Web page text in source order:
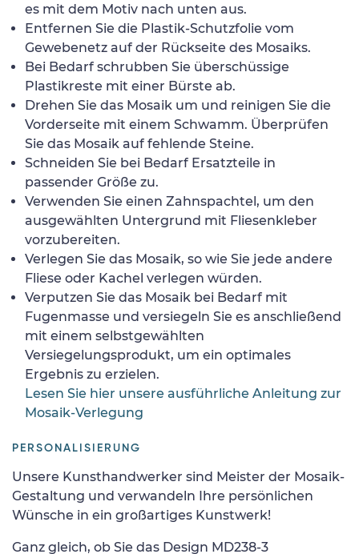
es mit dem Motiv nach unten aus.
Entfernen Sie die Plastik-Schutzfolie vom
Gewebenetz auf der Rückseite des Mosaiks.
Bei Bedarf schrubben Sie überschüssige
Plastikreste mit einer Bürste ab.
Drehen Sie das Mosaik um und reinigen Sie die
Vorderseite mit einem Schwamm. Überprüfen
Sie das Mosaik auf fehlende Steine.
Schneiden Sie bei Bedarf Ersatzteile in
passender Größe zu.
Verwenden Sie einen Zahnspachtel, um den
ausgewählten Untergrund mit Fliesenkleber
vorzubereiten.
Verlegen Sie das Mosaik, so wie Sie jede andere
Fliese oder Kachel verlegen würden.
Verputzen Sie das Mosaik bei Bedarf mit
Fugenmasse und versiegeln Sie es anschließend
mit einem selbstgewählten
Versiegelungsprodukt, um ein optimales
Ergebnis zu erzielen.
Lesen Sie hier unsere ausführliche Anleitung zur
Mosaik-Verlegung
PERSONALISIERUNG
Unsere Kunsthandwerker sind Meister der Mosaik-
Gestaltung und verwandeln Ihre persönlichen
Wünsche in ein großartiges Kunstwerk!
Ganz gleich, ob Sie das Design MD238-3